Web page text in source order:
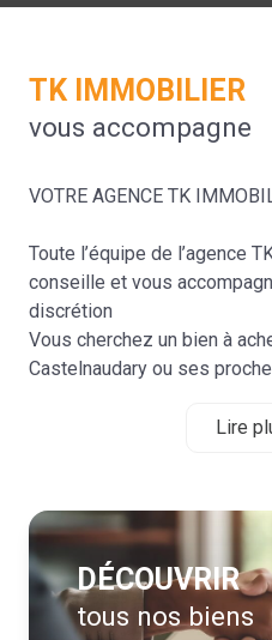
DÉCOUVRIR
tous nos biens
TK IMMOBILIER
vous accompagne
VOTRE AGENCE TK
Toute l’équipe de l’agence
conseille et vous
discrétion
Vous cherchez un bien à
Castelnaudary ou ses
son équipe, met tout en
et réactive, L'Agence TK
dans le Lauragais à
par son expérience, dans
compétences, nous vous
Transaction, Location,
Lire